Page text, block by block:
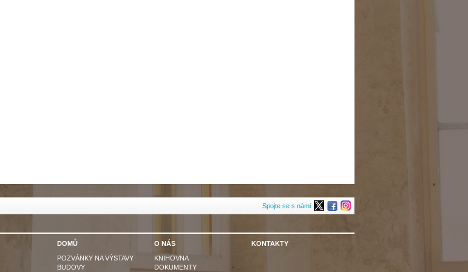
Spojte se s námi
DOMŮ
POZVÁNKY NA VÝSTAVY
BUDOVY
O NÁS
KNIHOVNA
DOKUMENTY
KONTAKTY